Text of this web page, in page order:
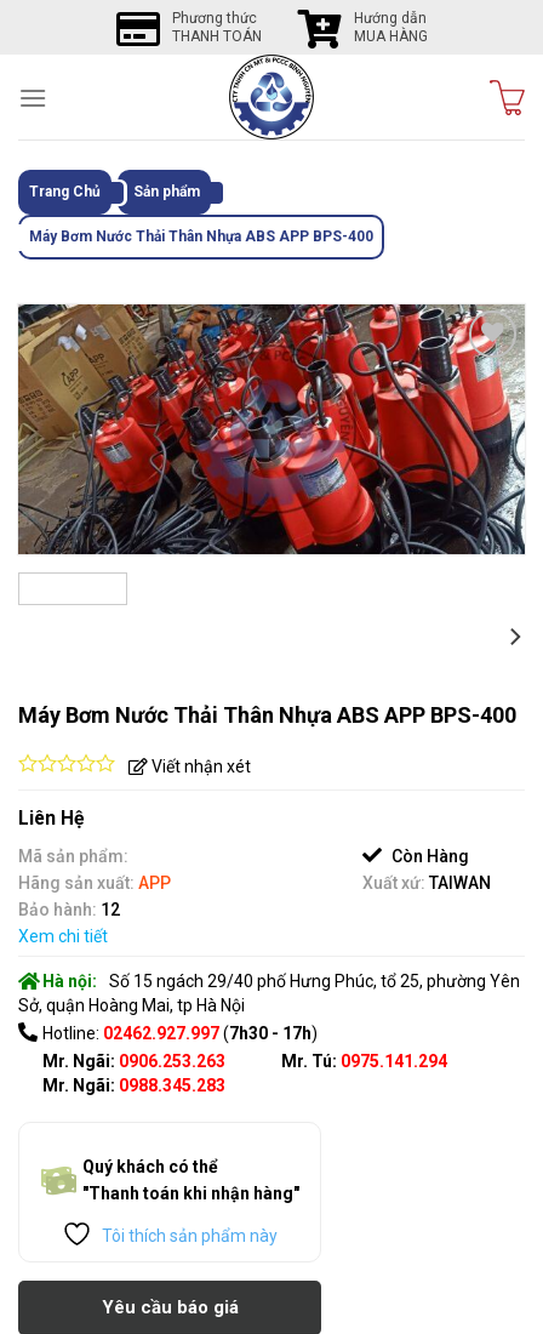
Phương thức
THANH TOÁN
Hướng dẫn
MUA HÀNG
Trang Chủ Sản phẩm
Máy Bơm Nước Thải Thân Nhựa ABS APP BPS-400
Tôi
thích
sản
phẩm
này
Máy Bơm Nước Thải Thân Nhựa ABS APP BPS-400
out
of
5
Viết nhận xét
Liên Hệ
Mã sản phẩm:
Còn Hàng
Hãng sản xuất: APP Xuất xứ:TAIWAN
Bảo hành: 12
Xem chi tiết
Hà nội:
Số 15 ngách 29/40 phố Hưng Phúc, tổ 25, phường Yên
Sở, quận Hoàng Mai, tp Hà Nội
Hotline: 02462.927.997(7h30 - 17h)
Mr. Ngãi: 0906.253.263
Mr. Ngãi: 0988.345.283
Mr. Tú: 0975.141.294
Quý khách có thể
"Thanh toán khi nhận hàng"
Tôi thích sản phẩm này
Yêu cầu báo giá